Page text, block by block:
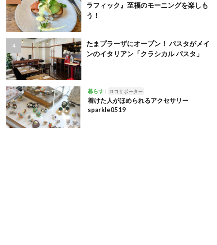
ラフィック』至福のモーニングを楽しも
う！
たまプラーザにオープン！ パスタがメイ
ンのイタリアン「クラシカル パスタ」
暮らす ロコサポーター
着けた人がほめられるアクセサリー
sparkle0519